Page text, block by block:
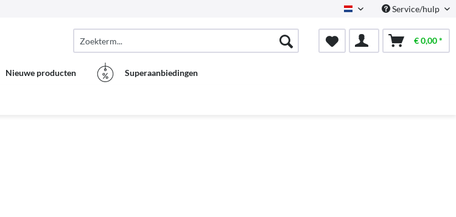
Dutch Service/hulp
€ 0,00 *
Nieuwe producten Superaanbiedingen